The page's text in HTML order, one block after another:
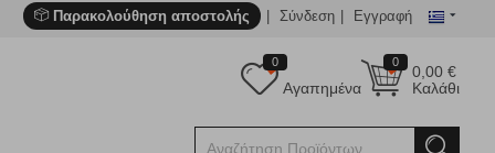
Παρακολούθηση αποστολής Σύνδεση Εγγραφή
0
0,00€
Καλάθι
0
Αγαπημένα